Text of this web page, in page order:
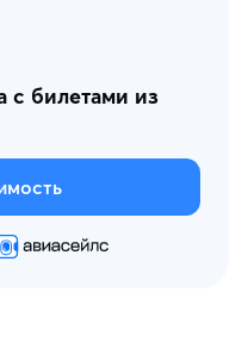
с билетами из